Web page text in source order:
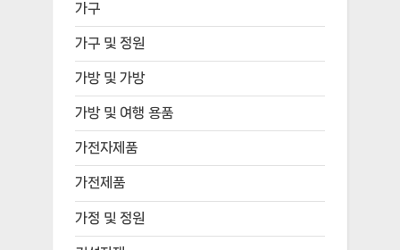
가구
가구 및 정원
가방 및 가방
가방 및 여행 용품
가전자제품
가전제품
가정 및 정원